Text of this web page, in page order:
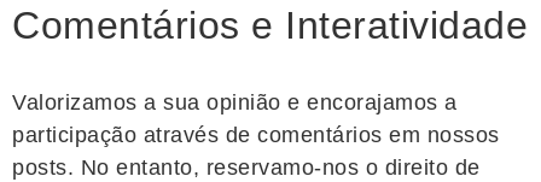
Comentários e Interatividade
Valorizamos a sua opinião e encorajamos a
participação através de comentários em nossos
posts. No entanto, reservamo-nos o direito de